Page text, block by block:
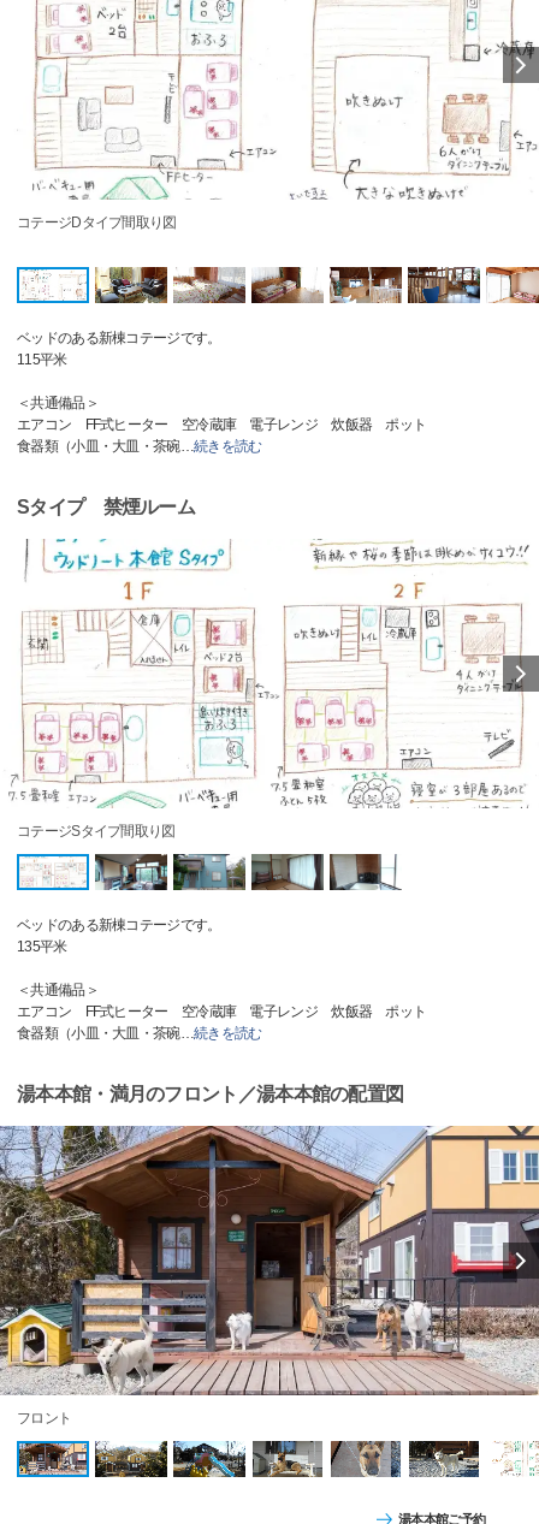
コテージDタイプ間取り図
ベッドのある新棟コテージです。
115平米
＜共通備品＞
エアコン FF式ヒーター 空冷蔵庫 電子レンジ 炊飯器 ポット
食器類（小皿・大皿・茶碗…続きを読む
Sタイプ 禁煙ルーム
コテージSタイプ間取り図
ベッドのある新棟コテージです。
135平米
＜共通備品＞
エアコン FF式ヒーター 空冷蔵庫 電子レンジ 炊飯器 ポット
食器類（小皿・大皿・茶碗…続きを読む
湯本本館・満月のフロント／湯本本館の配置図
フロント
湯本本館ご予約